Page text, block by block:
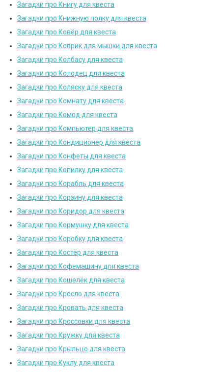
Загадки про Книгу для квеста
Загадки про Книжную полку для квеста
Загадки про Ковёр для квеста
Загадки про Коврик для мышки для квеста
Загадки про Колбасу для квеста
Загадки про Колодец для квеста
Загадки про Коляску для квеста
Загадки про Комнату для квеста
Загадки про Комод для квеста
Загадки про Компьютер для квеста
Загадки про Кондиционер для квеста
Загадки про Конфеты для квеста
Загадки про Копилку для квеста
Загадки про Корабль для квеста
Загадки про Корзину для квеста
Загадки про Коридор для квеста
Загадки про Кормушку для квеста
Загадки про Коробку для квеста
Загадки про Костёр для квеста
Загадки про Кофемашину для квеста
Загадки про Кошелёк для квеста
Загадки про Кресло для квеста
Загадки про Кровать для квеста
Загадки про Кроссовки для квеста
Загадки про Кружку для квеста
Загадки про Крыльцо для квеста
Загадки про Куклу для квеста